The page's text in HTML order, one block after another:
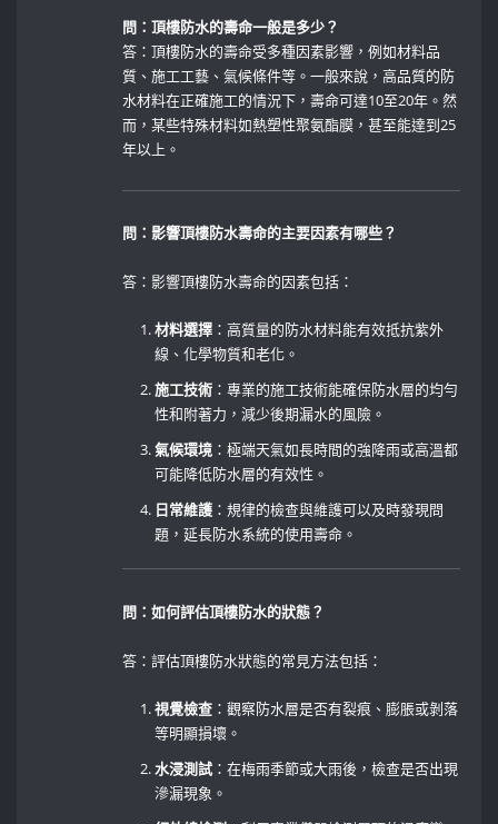
問：頂樓防水的壽命一般是多少？
答：頂樓防水的壽命受多種因素影響，例如材料品
質、施工工藝、氣候條件等。一般來說，高品質的防
水材料在正確施工的情況下，壽命可達10至20年。然
而，某些特殊材料如熱塑性聚氨酯膜，甚至能達到25
年以上。
問：影響頂樓防水壽命的主要因素有哪些？
答：影響頂樓防水壽命的因素包括：
材料選擇 ：高質量的防水材料能有效抵抗紫外
線、化學物質和老化。
施工技術 ：專業的施工技術能確保防水層的均勻
性和附著力，減少後期漏水的風險。
氣候環境 ：極端天氣如長時間的強降雨或高溫都
可能降低防水層的有效性。
日常維護 ：規律的檢查與維護可以及時發現問
題，延長防水系統的使用壽命。
問：如何評估頂樓防水的狀態？
答：評估頂樓防水狀態的常見方法包括：
視覺檢查 ：觀察防水層是否有裂痕、膨脹或剝落
等明顯損壞。
水浸測試 ：在梅雨季節或大雨後，檢查是否出現
滲漏現象。